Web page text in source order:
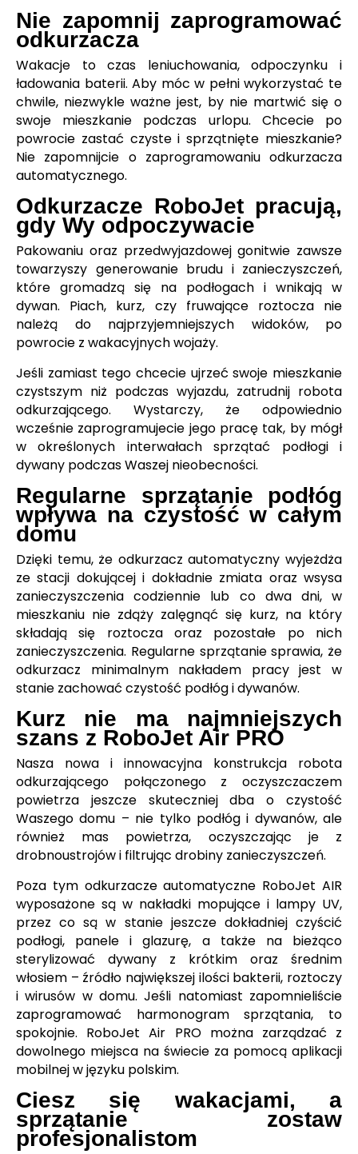
Nie zapomnij zaprogramować
odkurzacza
Wakacje to czas leniuchowania, odpoczynku i
ładowania baterii. Aby móc w pełni wykorzystać te
chwile, niezwykle ważne jest, by nie martwić się o
swoje mieszkanie podczas urlopu. Chcecie po
powrocie zastać czyste i sprzątnięte mieszkanie?
Nie zapomnijcie o zaprogramowaniu odkurzacza
automatycznego.
Odkurzacze RoboJet pracują,
gdy Wy odpoczywacie
Pakowaniu oraz przedwyjazdowej gonitwie zawsze
towarzyszy generowanie brudu i zanieczyszczeń,
które gromadzą się na podłogach i wnikają w
dywan. Piach, kurz, czy fruwające roztocza nie
należą do najprzyjemniejszych widoków, po
powrocie z wakacyjnych wojaży.
Jeśli zamiast tego chcecie ujrzeć swoje mieszkanie
czystszym niż podczas wyjazdu, zatrudnij robota
odkurzającego. Wystarczy, że odpowiednio
wcześnie zaprogramujecie jego pracę tak, by mógł
w określonych interwałach sprzątać podłogi i
dywany podczas Waszej nieobecności.
Regularne sprzątanie podłóg
wpływa na czystość w całym
domu
Dzięki temu, że odkurzacz automatyczny wyjeżdża
ze stacji dokującej i dokładnie zmiata oraz wsysa
zanieczyszczenia codziennie lub co dwa dni, w
mieszkaniu nie zdąży zalęgnąć się kurz, na który
składają się roztocza oraz pozostałe po nich
zanieczyszczenia. Regularne sprzątanie sprawia, że
odkurzacz minimalnym nakładem pracy jest w
stanie zachować czystość podłóg i dywanów.
Kurz nie ma najmniejszych
szans z RoboJet Air PRO
Nasza nowa i innowacyjna konstrukcja robota
odkurzającego połączonego z oczyszczaczem
powietrza jeszcze skuteczniej dba o czystość
Waszego domu – nie tylko podłóg i dywanów, ale
również mas powietrza, oczyszczając je z
drobnoustrojów i filtrując drobiny zanieczyszczeń.
Poza tym odkurzacze automatyczne RoboJet AIR
wyposażone są w nakładki mopujące i lampy UV,
przez co są w stanie jeszcze dokładniej czyścić
podłogi, panele i glazurę, a także na bieżąco
sterylizować dywany z krótkim oraz średnim
włosiem – źródło największej ilości bakterii, roztoczy
i wirusów w domu. Jeśli natomiast zapomnieliście
zaprogramować harmonogram sprzątania, to
spokojnie. RoboJet Air PRO można zarządzać z
dowolnego miejsca na świecie za pomocą aplikacji
mobilnej w języku polskim.
Ciesz się wakacjami, a
sprzątanie zostaw
profesjonalistom